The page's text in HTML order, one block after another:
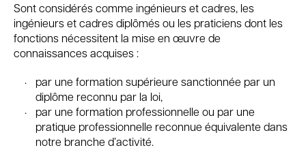
Sont considérés comme ingénieurs et cadres, les
ingénieurs et cadres diplômés ou les praticiens dont les
fonctions nécessitent la mise en œuvre de
connaissances acquises :
par une formation supérieure sanctionnée par un
diplôme reconnu par la loi,
par une formation professionnelle ou par une
pratique professionnelle reconnue équivalente dans
notre branche d’activité.